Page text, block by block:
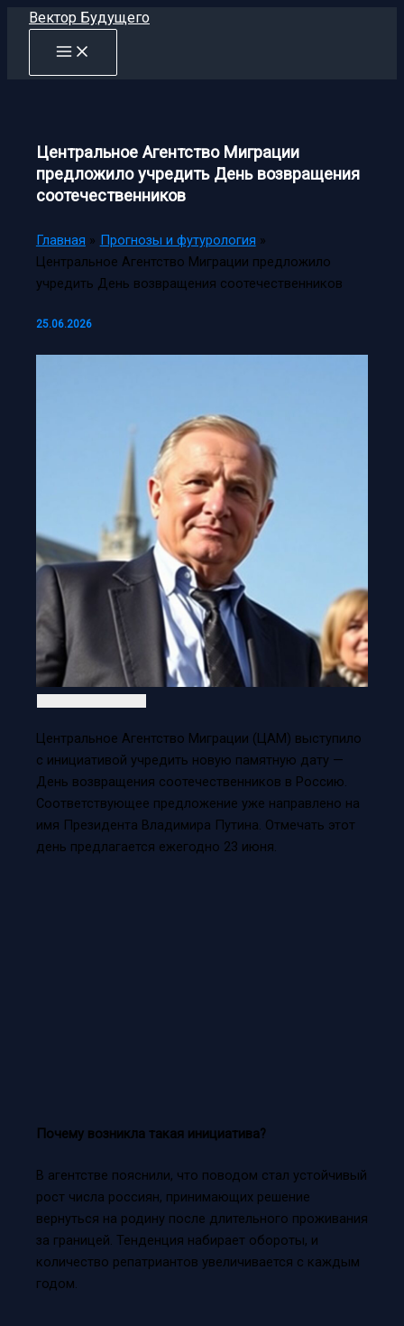
Перейти
содержимому
Вектор Будущего
Центральное Агентство Миграции
предложило учредить День возвращения
соотечественников
Главная
Прогнозы и футурология
Центральное Агентство Миграции предложило
учредить День возвращения соотечественников
25.06.2026
Центральное Агентство Миграции (ЦАМ) выступило
с инициативой учредить новую памятную дату —
День возвращения соотечественников в Россию.
Соответствующее предложение уже направлено на
имя Президента Владимира Путина. Отмечать этот
день предлагается ежегодно 23 июня.
Почему возникла такая инициатива?
В агентстве пояснили, что поводом стал устойчивый
рост числа россиян, принимающих решение
вернуться на родину после длительного проживания
за границей. Тенденция набирает обороты, и
количество репатриантов увеличивается с каждым
годом.